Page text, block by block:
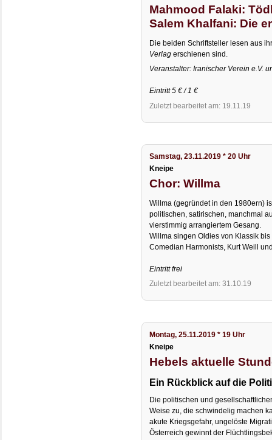
Mahmood Falaki:
Salem Khalfani: Die
Die beiden Schriftsteller lesen aus
Verlag erschienen sind.
Veranstalter: Iranischer Verein e.V.
Eintritt 5 € / 1 €
Zuletzt bearbeitet am: 19.11.19
Samstag, 23.11.2019 * 20 Uhr
Kneipe
Chor: Willma
Willma (gegründet in den 1980ern)
politischen, satirischen, manchmal
vierstimmig arrangiertem Gesang.
Willma singen Oldies von Klassik
Comedian Harmonists, Kurt Weill
Eintritt frei
Zuletzt bearbeitet am: 31.10.19
Montag, 25.11.2019 * 19 Uhr
Kneipe
Hebels aktuelle
Ein Rückblick auf die
Die politischen und
Weise zu, die schwindelig machen
akute Kriegsgefahr, ungelöste
Österreich gewinnt der